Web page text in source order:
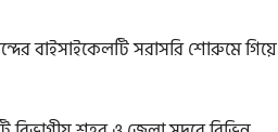
বাইসাইকেলটি সরাসরি শোরুমে গিয়ে